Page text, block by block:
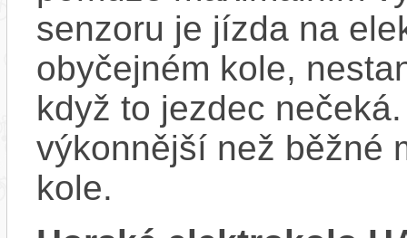
senzoru je jízda na
obyčejném kole,
když to jezdec
výkonnější než běžné
kole.